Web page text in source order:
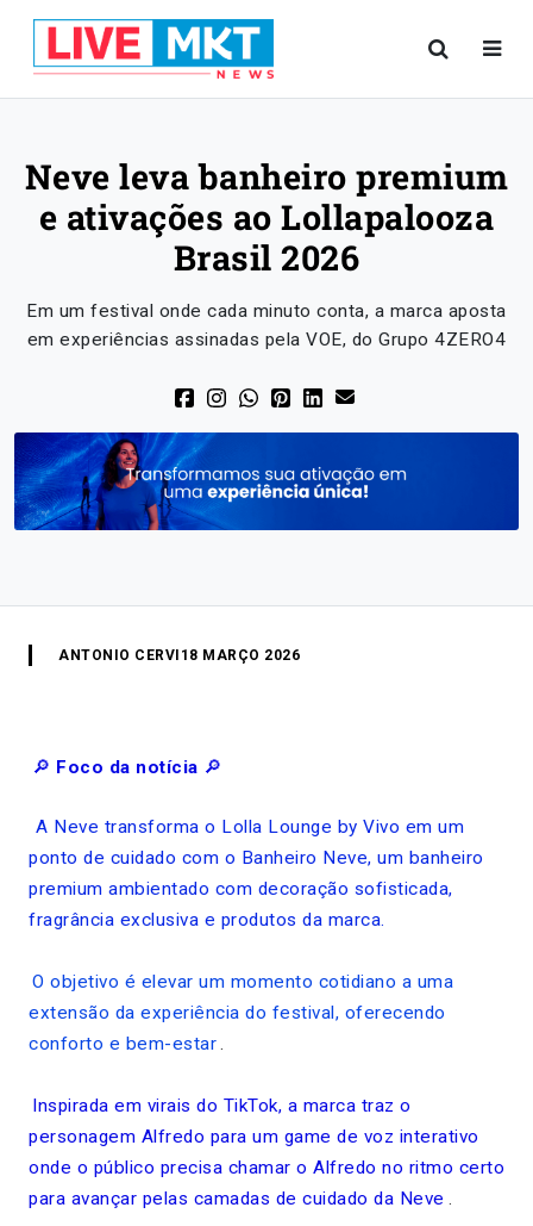
Neve leva banheiro premium
e ativações ao Lollapalooza
Brasil 2026
Em um festival onde cada minuto conta, a marca aposta
em experiências assinadas pela VOE, do Grupo 4ZERO4
ANTONIO CERVI 18 MARÇO 2026
🔎 Foco da notícia 🔎
A Neve transforma o Lolla Lounge by Vivo em um
ponto de cuidado com o Banheiro Neve, um banheiro
premium ambientado com decoração sofisticada,
fragrância exclusiva e produtos da marca.
O objetivo é elevar um momento cotidiano a uma
extensão da experiência do festival, oferecendo
conforto e bem-estar.
Inspirada em virais do TikTok, a marca traz o
personagem Alfredo para um game de voz interativo
onde o público precisa chamar o Alfredo no ritmo certo
para avançar pelas camadas de cuidado da Neve .